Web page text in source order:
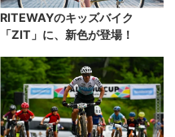
RITEWAYのキッズバイク
「ZIT」に、新色が登場！